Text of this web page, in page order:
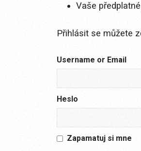
Vaše
Přihlásit se můžete
Username or Email
Heslo
Zapamatuj si mne